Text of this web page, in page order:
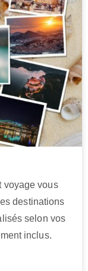
voyage vous
destinations
selon vos
inclus.